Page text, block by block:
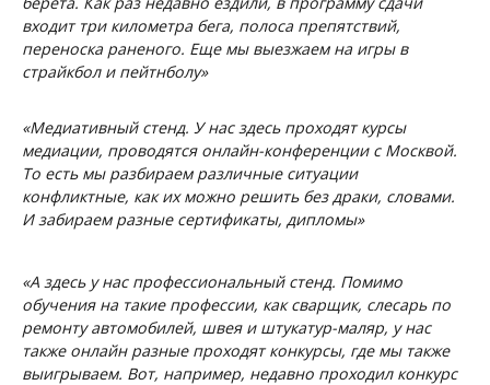
входит три километра бега, полоса препятствий,
переноска раненого. Еще мы выезжаем на игры в
страйкбол и пейтнболу»
«Медиативный стенд. У нас здесь проходят курсы
медиации, проводятся онлайн-конференции с Москвой.
То есть мы разбираем различные ситуации
конфликтные, как их можно решить без драки, словами.
И забираем разные сертификаты, дипломы»
«А здесь у нас профессиональный стенд. Помимо
обучения на такие профессии, как сварщик, слесарь по
ремонту автомобилей, швея и штукатур-маляр, у нас
также онлайн разные проходят конкурсы, где мы также
выигрываем. Вот, например, недавно проходил конкурс